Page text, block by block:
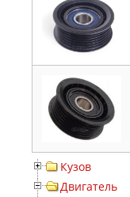
Кузов
Двигатель